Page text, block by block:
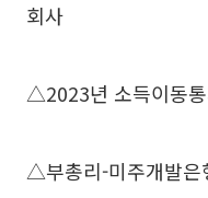
회사
△2023년 소득이동
△부총리-미주개발은